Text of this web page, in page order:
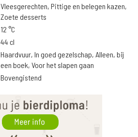
Vleesgerechten, Pittige en belegen kazen,
Zoete desserts
12 °C
44 cl
Haardvuur, In goed gezelschap, Alleen, bij
een boek, Voor het slapen gaan
Bovengistend